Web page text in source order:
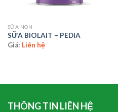
SỮA NON
SỮA BIOLAIT – PEDIA
Giá: Liên hệ
THÔNG TIN LIÊN HỆ